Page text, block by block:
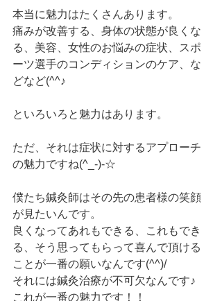
本当に魅力はたくさんあります。
痛みが改善する、身体の状態が良くな
る、美容、女性のお悩みの症状、スポ
ーツ選手のコンディションのケア、な
どなど(^^♪
といろいろと魅力はあります。
ただ、それは症状に対するアプローチ
の魅力ですね(^_-)-☆
僕たち鍼灸師はその先の患者様の笑顔
が見たいんです。
良くなってあれもできる、これもでき
る、そう思ってもらって喜んで頂ける
ことが一番の願いなんです(^^)/
それには鍼灸治療が不可欠なんです♪
これが一番の魅力です！！